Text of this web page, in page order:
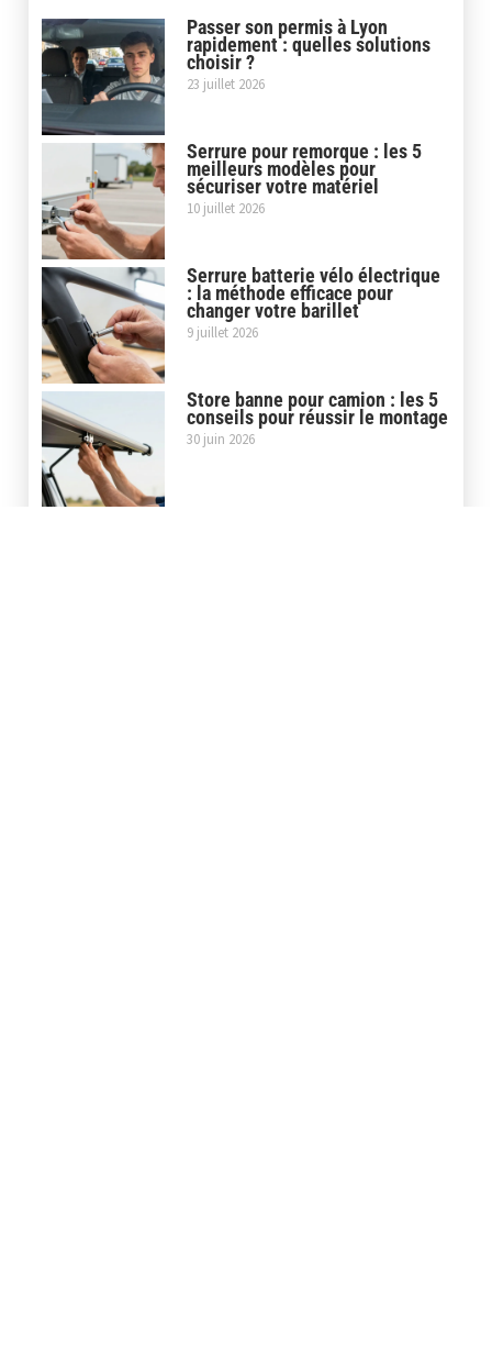
Passer son permis à Lyon
rapidement : quelles solutions
choisir ?
23 juillet 2026
Serrure pour remorque : les 5
meilleurs modèles pour
sécuriser votre matériel
10 juillet 2026
Serrure batterie vélo électrique
: la méthode efficace pour
changer votre barillet
9 juillet 2026
Store banne pour camion : les 5
conseils pour réussir le montage
30 juin 2026